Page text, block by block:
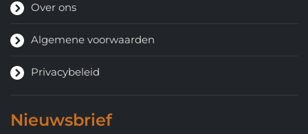
Over ons
Algemene voorwaarden
Privacybeleid
Nieuwsbrief